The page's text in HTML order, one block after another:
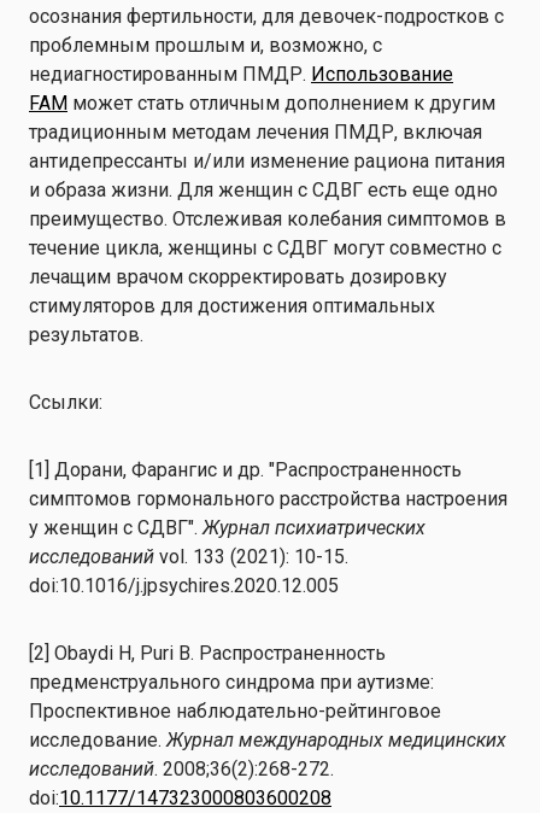
осознания фертильности, для девочек-подростков с
проблемным прошлым и, возможно, с
недиагностированным ПМДР. Использование
FAM может стать отличным дополнением к другим
традиционным методам лечения ПМДР, включая
антидепрессанты и/или изменение рациона питания
и образа жизни. Для женщин с СДВГ есть еще одно
преимущество. Отслеживая колебания симптомов в
течение цикла, женщины с СДВГ могут совместно с
лечащим врачом скорректировать дозировку
стимуляторов для достижения оптимальных
результатов.
Ссылки:
[1] Дорани, Фарангис и др. "Распространенность
симптомов гормонального расстройства настроения
у женщин с СДВГ".Журнал психиатрических
исследований vol. 133 (2021): 10-15.
doi:10.1016/j.jpsychires.2020.12.005
[2] Obaydi H, Puri B. Распространенность
предменструального синдрома при аутизме:
Проспективное наблюдательно-рейтинговое
исследование.Журнал международных медицинских
исследований. 2008;36(2):268-272.
doi:10.1177/147323000803600208